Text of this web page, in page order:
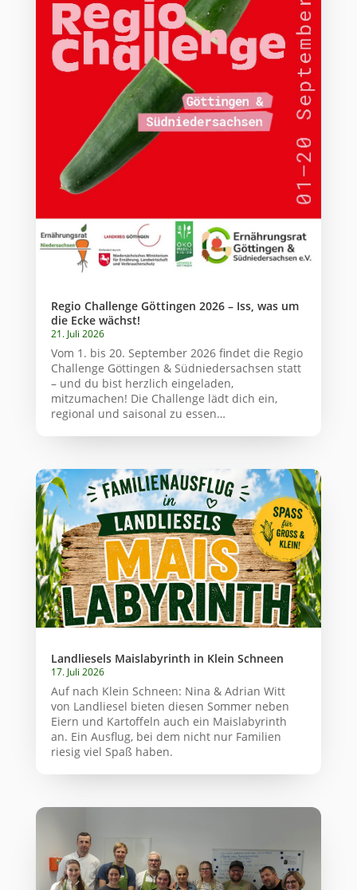
Regio Challenge Göttingen 2026 – Iss, was um
die Ecke wächst!
21. Juli 2026
Vom 1. bis 20. September 2026 findet die Regio
Challenge Göttingen & Südniedersachsen statt
– und du bist herzlich eingeladen,
mitzumachen! Die Challenge lädt dich ein,
regional und saisonal zu essen…
Landliesels Maislabyrinth in Klein Schneen
17. Juli 2026
Auf nach Klein Schneen: Nina & Adrian Witt
von Landliesel bieten diesen Sommer neben
Eiern und Kartoffeln auch ein Maislabyrinth
an. Ein Ausflug, bei dem nicht nur Familien
riesig viel Spaß haben.